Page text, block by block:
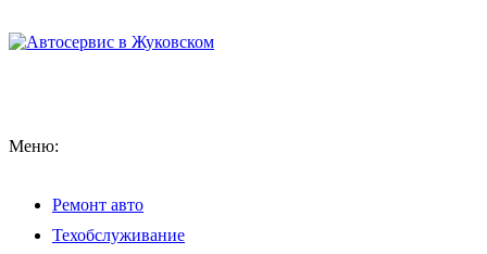
Меню:
Ремонт авто
Техобслуживание